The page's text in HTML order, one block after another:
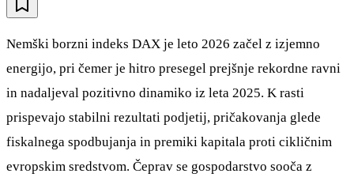
Nemški borzni indeks DAX je leto 2026 začel z izjemno
energijo, pri čemer je hitro presegel prejšnje rekordne ravni
in nadaljeval pozitivno dinamiko iz leta 2025. K rasti
prispevajo stabilni rezultati podjetij, pričakovanja glede
fiskalnega spodbujanja in premiki kapitala proti cikličnim
evropskim sredstvom. Čeprav se gospodarstvo sooča z